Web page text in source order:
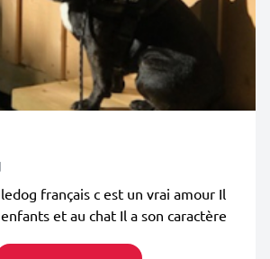
français c est un vrai amour Il
et au chat Il a son caractère